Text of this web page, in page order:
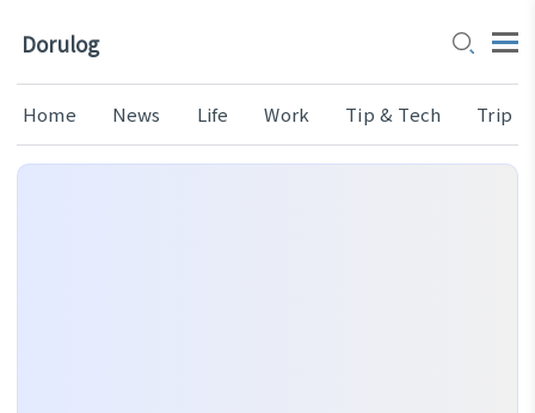
Dorulog
Home News Life Work Tip & Tech Trip